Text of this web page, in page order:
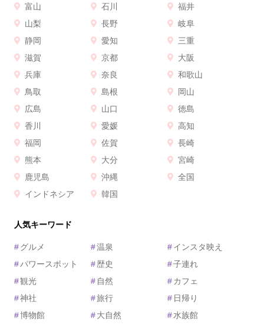
富山
石川
福井
山梨
長野
岐阜
静岡
愛知
三重
滋賀
京都
大阪
兵庫
奈良
和歌山
鳥取
島根
岡山
広島
山口
徳島
香川
愛媛
高知
福岡
佐賀
長崎
熊本
大分
宮崎
鹿児島
沖縄
全国
インドネシア
韓国
人気キーワード
#グルメ #温泉 #インスタ映え
#パワースポット #歴史 #子連れ
#観光 # 自然 # カフェ
#神社 #旅行 # 日帰り
#博物館 #大自然 #水族館